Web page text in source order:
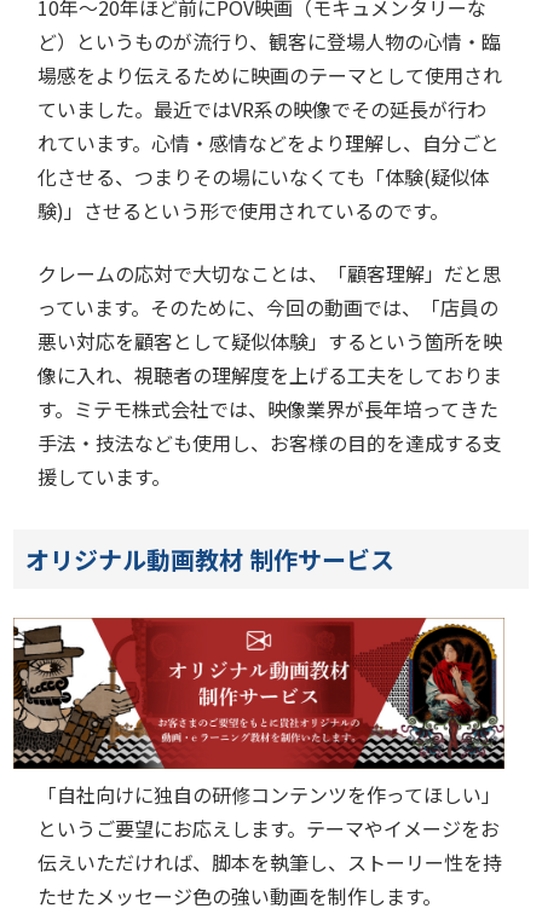
10年～20年ほど前にPOV映画（モキュメンタリーな
ど）というものが流行り、観客に登場人物の心情・臨
場感をより伝えるために映画のテーマとして使用され
ていました。最近ではVR系の映像でその延長が行わ
れています。心情・感情などをより理解し、自分ごと
化させる、つまりその場にいなくても「体験(疑似体
験)」させるという形で使用されているのです。
クレームの応対で大切なことは、「顧客理解」だと思
っています。そのために、今回の動画では、「店員の
悪い対応を顧客として疑似体験」するという箇所を映
像に入れ、視聴者の理解度を上げる工夫をしておりま
す。ミテモ株式会社では、映像業界が長年培ってきた
手法・技法なども使用し、お客様の目的を達成する支
援しています。
オリジナル動画教材 制作サービス
「自社向けに独自の研修コンテンツを作ってほしい」
というご要望にお応えします。テーマやイメージをお
伝えいただければ、脚本を執筆し、ストーリー性を持
たせたメッセージ色の強い動画を制作します。